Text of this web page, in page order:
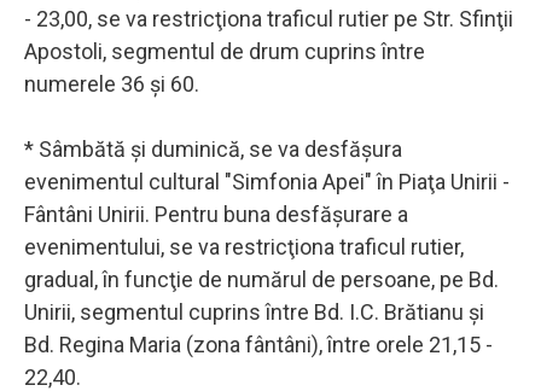
- 23,00, se va restricţiona traficul rutier pe Str. Sfinţii
Apostoli, segmentul de drum cuprins între
numerele 36 şi 60.
* Sâmbătă şi duminică, se va desfăşura
evenimentul cultural "Simfonia Apei" în Piaţa Unirii -
Fântâni Unirii. Pentru buna desfăşurare a
evenimentului, se va restricţiona traficul rutier,
gradual, în funcţie de numărul de persoane, pe Bd.
Unirii, segmentul cuprins între Bd. I.C. Brătianu şi
Bd. Regina Maria (zona fântâni), între orele 21,15 -
22,40.